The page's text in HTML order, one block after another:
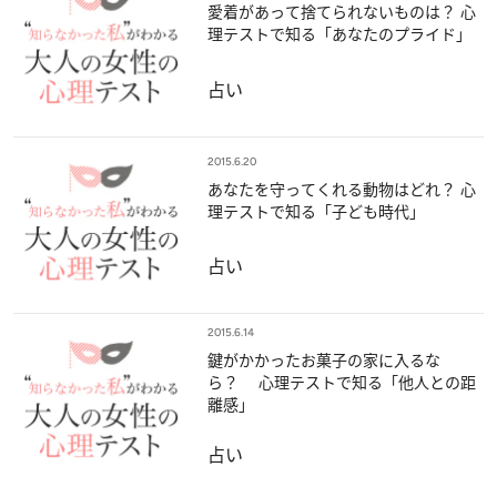
愛着があって捨てられないものは？ 心
理テストで知る「あなたのプライド」
占い
2015.6.20
あなたを守ってくれる動物はどれ？ 心
理テストで知る「子ども時代」
占い
2015.6.14
鍵がかかったお菓子の家に入るな
ら？ 心理テストで知る「他人との距
離感」
占い